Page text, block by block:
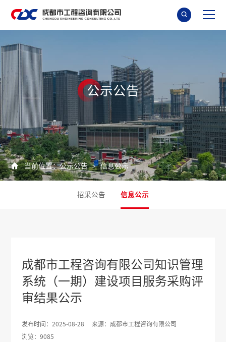

公示公告
 当前位置：公示公告 > 信息公示
招采公告 信息公示
成都市工程咨询有限公司知识管理
系统（一期）建设项目服务采购评
审结果公示
发布时间：2025-08-28 来源：成都市工程咨询有限公司
浏览：9085